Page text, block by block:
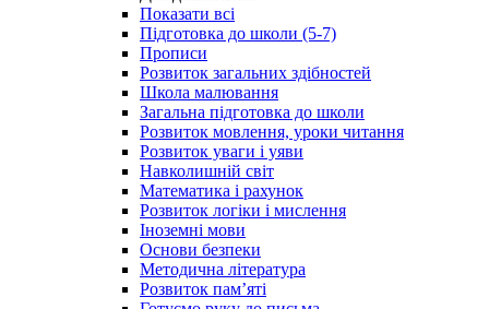
Показати всі
Підготовка до школи (5-7)
Прописи
Розвиток загальних здібностей
Школа малювання
Загальна підготовка до школи
Розвиток мовлення, уроки читання
Розвиток уваги і уяви
Навколишній світ
Математика і рахунок
Розвиток логіки і мислення
Іноземні мови
Основи безпеки
Методична література
Розвиток пам’яті